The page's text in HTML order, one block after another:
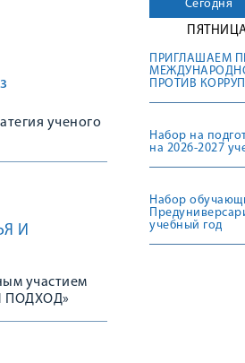
ученого
И
участием
ПОДХОД»
Сегодня
ПРИГЛАШАЕМ
ПРОТИВ
Набор на
на 2026-2027
Набор
учебный год